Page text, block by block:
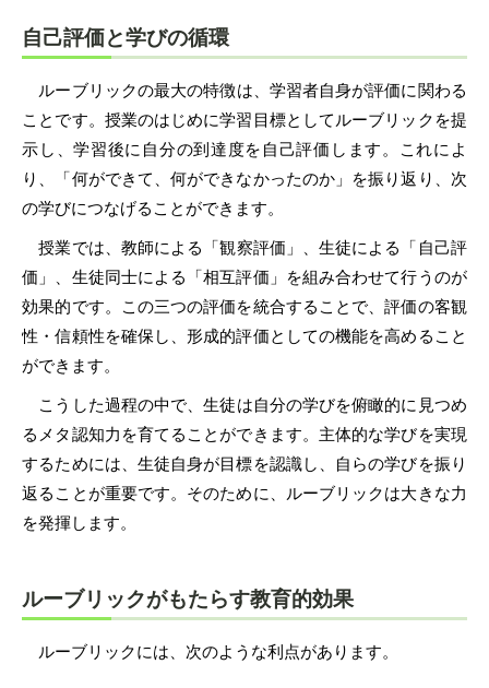
自己評価と学びの循環
ルーブリックの最大の特徴は、学習者自身が評価に関わる
ことです。授業のはじめに学習目標としてルーブリックを提
示し、学習後に自分の到達度を自己評価します。これによ
り、「何ができて、何ができなかったのか」を振り返り、次
の学びにつなげることができます。
授業では、教師による「観察評価」、生徒による「自己評
価」、生徒同士による「相互評価」を組み合わせて行うのが
効果的です。この三つの評価を統合することで、評価の客観
性・信頼性を確保し、形成的評価としての機能を高めること
ができます。
こうした過程の中で、生徒は自分の学びを俯瞰的に見つめ
るメタ認知力を育てることができます。主体的な学びを実現
するためには、生徒自身が目標を認識し、自らの学びを振り
返ることが重要です。そのために、ルーブリックは大きな力
を発揮します。
ルーブリックがもたらす教育的効果
ルーブリックには、次のような利点があります。